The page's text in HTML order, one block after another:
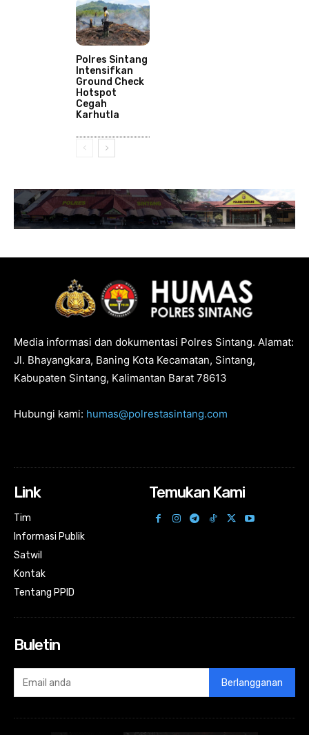
Polres Sintang
Intensifkan
Ground Check
Hotspot
Cegah
Karhutla
Media informasi dan dokumentasi Polres Sintang. Alamat:
Jl. Bhayangkara, Baning Kota Kecamatan, Sintang,
Kabupaten Sintang, Kalimantan Barat 78613
Hubungi kami: humas@polrestasintang.com
Link
Tim
Informasi Publik
Satwil
Kontak
Tentang PPID
Temukan Kami
Buletin
Berlangganan